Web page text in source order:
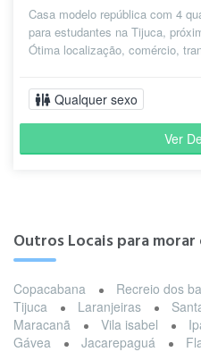
Casa modelo república com 4
para estudantes na Tijuca,
Ótima localização, comércio,
Qualquer sexo
Ver
Outros Locais para morar
Copacabana Recreio dos
Tijuca
Laranjeiras
Maracanã
Vila isabel
Gávea
Jacarepaguá